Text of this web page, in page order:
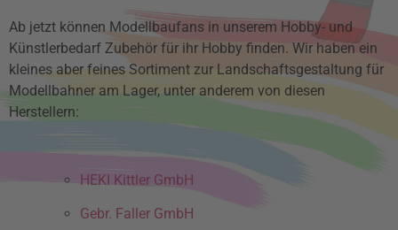
Ab jetzt können Modellbaufans in unserem Hobby- und
Künstlerbedarf Zubehör für ihr Hobby finden. Wir haben ein
kleines aber feines Sortiment zur Landschaftsgestaltung für
Modellbahner am Lager, unter anderem von diesen
Herstellern:
HEKI Kittler GmbH
Gebr. Faller GmbH